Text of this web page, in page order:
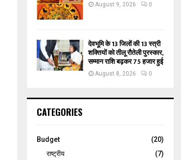
August 9, 2026 0
देवभूमि के 13 जिलों की 13 स्त्री
शक्तियों को तीलू रौतेली पुरस्कार,
सम्मान राशि बढ़कर 75 हजार हुई
August 8, 2026 0
CATEGORIES
Budget
(20)
राष्ट्रीय
(7)